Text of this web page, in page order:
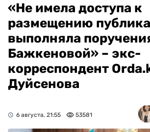
«Не имела доступа к
размещению
выполняла
Бажкеновой» – экс-
корреспондент
Дуйсенова
6 августа, 21:55 53581